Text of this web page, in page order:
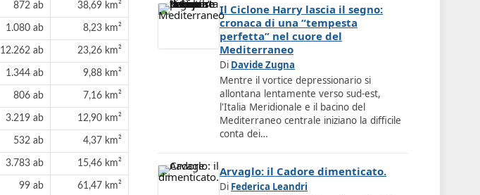
872 ab 38,69 km²
1.080 ab 8,23 km²
12.262 ab 23,26 km²
1.344 ab 9,88 km²
806 ab 7,16 km²
3.219 ab 12,90 km²
532 ab 4,37 km²
3.783 ab 15,46 km²
99 ab 61,47 km²
Il Ciclone Harry lascia il segno:
cronaca di una “tempesta
perfetta” nel cuore del
Mediterraneo
Di Davide Zugna
Mentre il vortice depressionario si
allontana lentamente verso sud-est,
l'Italia Meridionale e il bacino del
Mediterraneo centrale iniziano la difficile
conta dei…
Arvaglo: il Cadore dimenticato.
Di Federica Leandri